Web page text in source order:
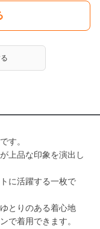
す。
上品な印象を演出し
に活躍する一枚で
とりのある着心地
で着用できます。